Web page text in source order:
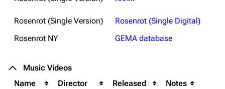
Rosenrot (Single Version)
Rosenrot (Single Digital)
Rosenrot NY
GEMA database
Music Videos
Name
Director Released
Notes